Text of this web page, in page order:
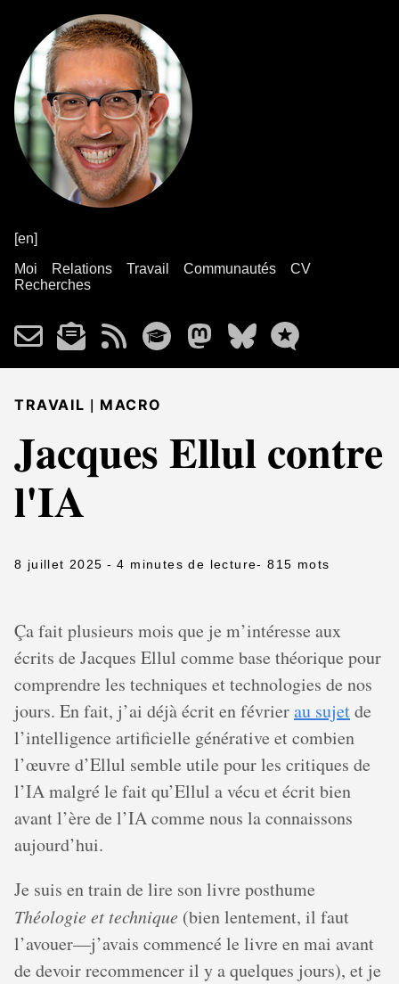
[en]
Moi
Relations Travail Communautés
CV
Recherches
TRAVAIL | MACRO
Jacques Ellul contre
l'IA
8 juillet 2025 - 4 minutes de lecture- 815 mots
Ça fait plusieurs mois que je m’intéresse aux
écrits de Jacques Ellul comme base théorique pour
comprendre les techniques et technologies de nos
jours. En fait, j’ai déjà écrit en févrierau sujetde
l’intelligence artificielle générative et combien
l’œuvre d’Ellul semble utile pour les critiques de
l’IA malgré le fait qu’Ellul a vécu et écrit bien
avant l’ère de l’IA comme nous la connaissons
aujourd’hui.
Je suis en train de lire son livre posthume
Théologie et technique (bien lentement, il faut
l’avouer—j’avais commencé le livre en mai avant
de devoir recommencer il y a quelques jours), et je